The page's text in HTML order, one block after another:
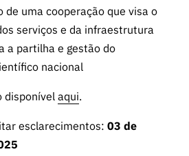
de uma cooperação que visa o
serviços e da infraestrutura
a partilha e gestão do
nacional
disponível aqui.
esclarecimentos: 03 de